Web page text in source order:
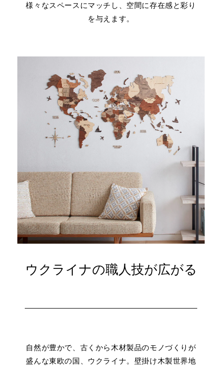
様々なスペースにマッチし、空間に存在感と彩り
を与えます。
ウクライナの職人技が広がる
自然が豊かで、古くから木材製品のモノづくりが
盛んな東欧の国、ウクライナ。 壁掛け木製世界地